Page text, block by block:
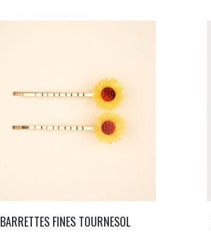
BARRETTES FINES TOURNESOL